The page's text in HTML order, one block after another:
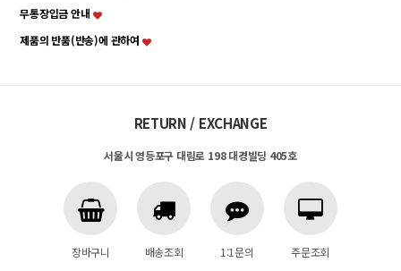
무통장입금 안내
제품의 반품(반송)에 관하여
RETURN / EXCHANGE
서울시 영등포구 대림로 198 대경빌딩 405호
장바구니 배송조회 1:1문의 주문조회